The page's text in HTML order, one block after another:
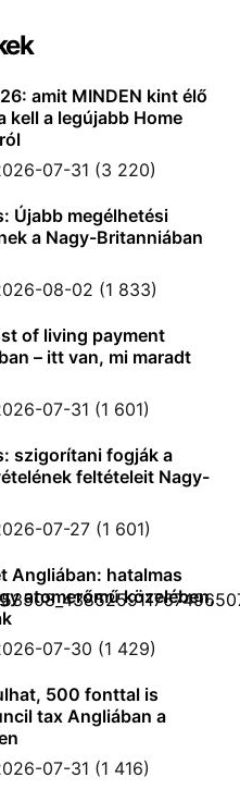
amit MINDEN kint élő
kell a legújabb Home
07-31 (3 220)
Újabb megélhetési
a Nagy-Britanniában
08-02 (1 833)
of living payment
– itt van, mi maradt
07-31 (1 601)
szigorítani fogják a
feltételeit Nagy-
07-27 (1 601)
Angliában: hatalmas
atomerőmű közelében,
07-30 (1 429)
500 fonttal is
tax Angliában a
07-31 (1 416)